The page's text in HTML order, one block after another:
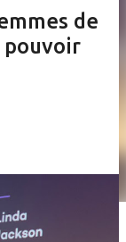
de
pouvoir